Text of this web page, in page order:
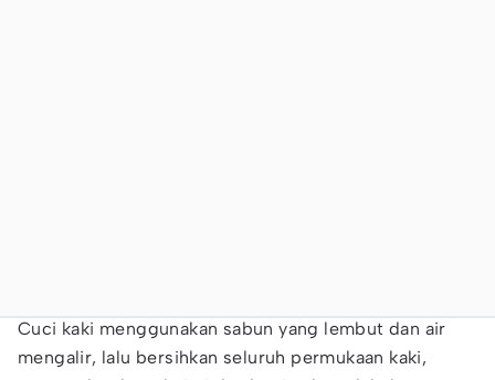
Cuci kaki menggunakan sabun yang lembut dan air
mengalir, lalu bersihkan seluruh permukaan kaki,